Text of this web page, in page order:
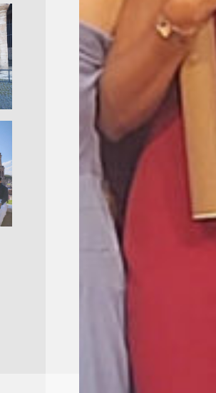
a una nova etapa com a
Una experiència
Anna Farré, Maria Farré,
Ettakouki, per la vostra
aquesta trobada!